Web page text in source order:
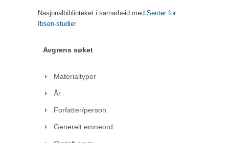
Nasjonalbiblioteket i samarbeid med Senter for
Ibsen-studier
Avgrens søket
Materialtyper
År
Forfatter/person
Generelt emneord